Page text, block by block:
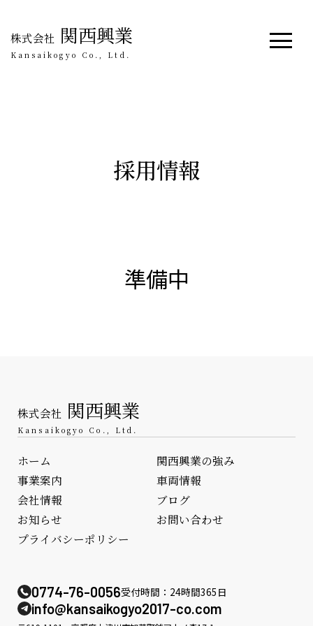
株式会社 関西興業
Kansaikogyo Co., Ltd.
採用情報
準備中
株式会社 関西興業
Kansaikogyo Co., Ltd.
ホーム
関西興業の強み
事業案内
車両情報
会社情報
ブログ
お知らせ
お問い合わせ
プライバシーポリシー
0774-76-0056受付時間：24時間365日
info@kansaikogyo2017-co.com